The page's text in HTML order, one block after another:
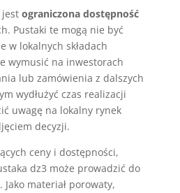
ograniczona dostępność
Pustaki te mogą nie być
w lokalnych składach
wymusić na inwestorach
lub zamówienia z dalszych
wydłużyć czas realizacji
uwagę na lokalny rynek
decyzji.
ceny i dostępności,
dz3 może prowadzić do
materiał porowaty,